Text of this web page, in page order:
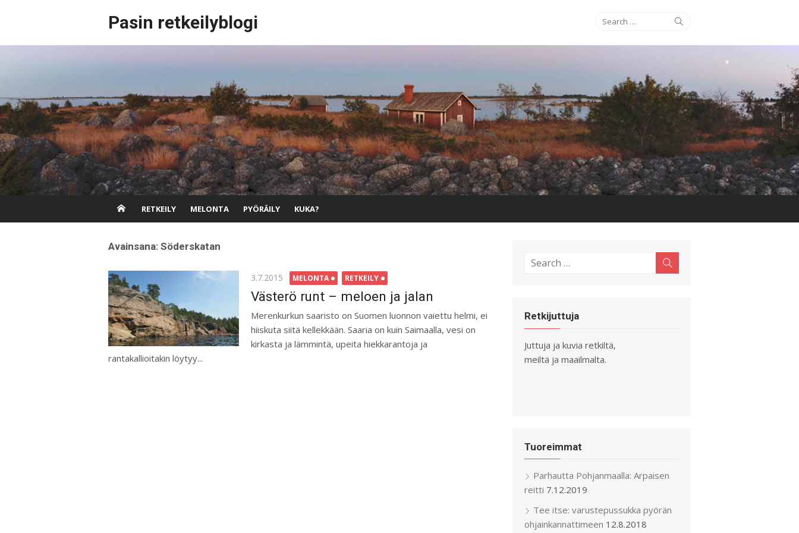
Pasin retkeilyblogi
Search
RETKEILY MELONTA PYÖRÄILY KUKA?
Avainsana: Söderskatan
Posted
on
3.7.2015 MELONTA RETKEILY
Västerö runt – meloen ja jalan
Merenkurkun saaristo on Suomen luonnon vaiettu helmi, ei
hiiskuta siitä kellekkään. Saaria on kuin Saimaalla, vesi on
kirkasta ja lämmintä, upeita hiekkarantoja ja
rantakallioitakin löytyy...
Search
Retkijuttuja
Juttuja ja kuvia retkiltä,
meiltä ja maailmalta.
Tuoreimmat
Parhautta Pohjanmaalla: Arpaisen
reitti 7.12.2019
Tee itse: varustepussukka pyörän
ohjainkannattimeen 12.8.2018